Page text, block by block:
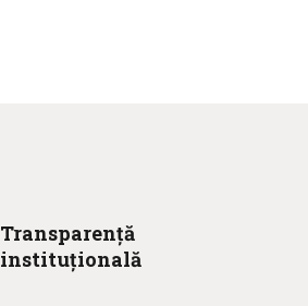
Transparență
instituțională